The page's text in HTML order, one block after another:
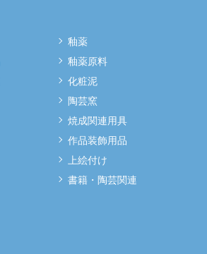
釉薬
釉薬原料
化粧泥
陶芸窯
焼成関連用具
作品装飾用品
上絵付け
書籍・陶芸関連